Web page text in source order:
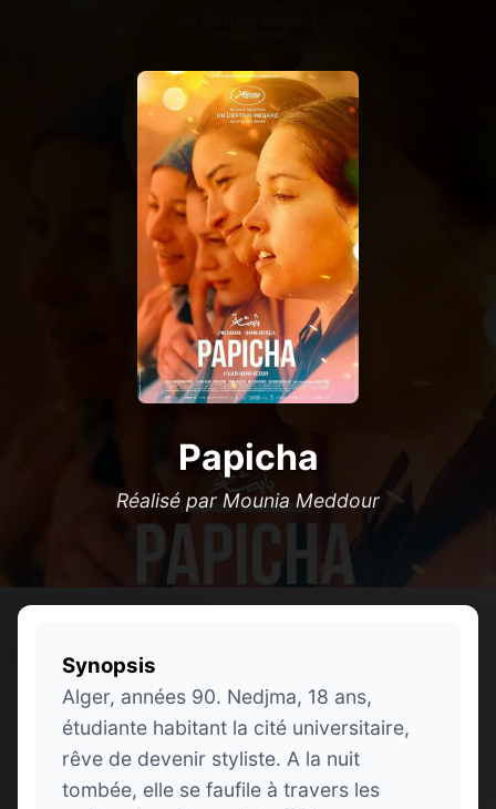
Papicha
Réalisé par Mounia Meddour
Synopsis
Alger, années 90. Nedjma, 18 ans,
étudiante habitant la cité universitaire,
rêve de devenir styliste. A la nuit
tombée, elle se faufile à travers les